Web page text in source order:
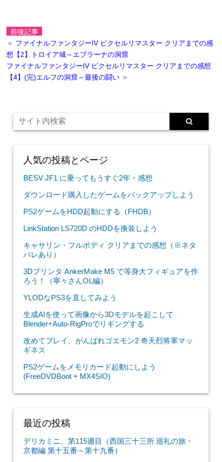
前後記事
＜ ファイナルファンタジーIV ピクセルリマスター クリアまでの感
想【2】トロイア城～エブラーナの洞窟
ファイナルファンタジーIV ピクセルリマスター クリアまでの感想
【4】(完)エルフの洞窟～最後の闘い ＞
人気の投稿とページ
BESV JF1 に乗ってもうすぐ2年・感想
ダウンロード購入したゲームをバックアップしよう
PS2ゲームをHDD起動にする（FHDB）
LinkStation LS720D のHDDを換装しよう
キャサリン・フルボディ クリアまでの感想（※ネタ
バレあり）
3Dプリンタ AnkerMake M5 で等身大フィギュアを作
ろう！（寧々さんOL編）
YLODなPS3を直してみよう
生成AIを使って画像から3Dモデルを起こして
Blender+Auto-RigProでリギングする
改めてプレイ、がんばれゴエモン2 奇天烈将軍マッ
ギネス
PS2ゲームをメモリカード起動にしよう
(FreeDVDBoot + MX4SIO)
最近の投稿
デリカミニ、第115週目（西国三十三所 巡礼の旅・
京都編 第十五番～第十九番）